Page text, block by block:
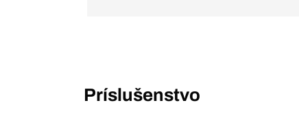
Príslušenstvo